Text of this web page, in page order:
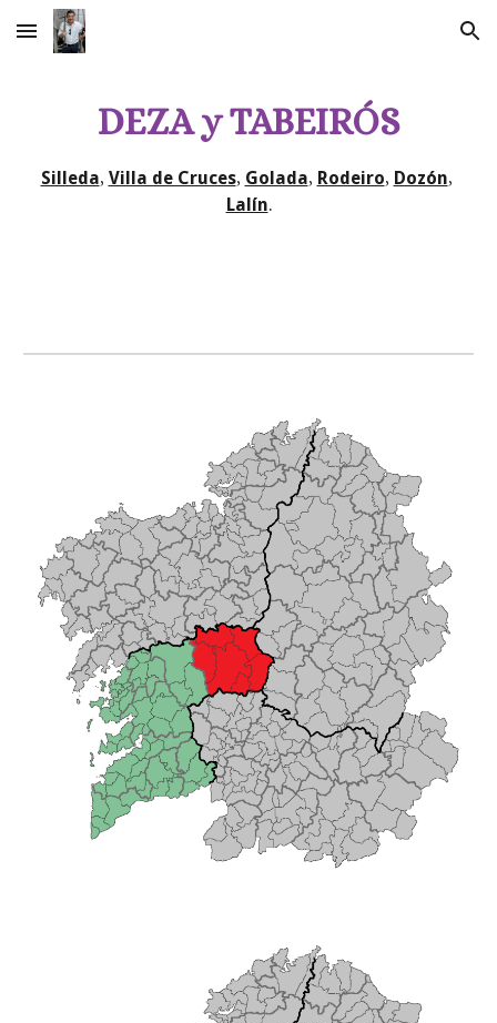
Skip to main content Skip to navigation
DEZA y TABEIRÓS
Silleda, Villa de Cruces, Golada, Rodeiro, Dozón
Lalín.